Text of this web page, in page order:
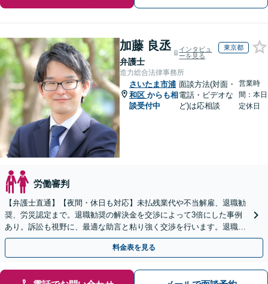
加藤 良丞
弁護士
インタビュ
ーを見る
東京都
造力総合法律事務所
さいたま市浦
和区 からも相
談受付中
面談方法(対面・
電話・ビデオな
ど)は応相談
営業時
間：本日
定休日
労働審判
【弁護士直通】【夜間・休日も対応】未払残業代や不当解雇、退職勧
奨、労災認定まで。退職勧奨の解決金を交渉によって3倍にした事例
あり。訴訟も視野に、最適な助言と粘り強く交渉を行います。退職前
後、育休中などの状況でも歓迎。まずはご相談下さい！
料金表を見る